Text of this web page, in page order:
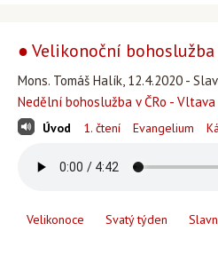
● Velikonoční bohoslužba
Mons. Tomáš Halík, 12.4.2020 -
Nedělní bohoslužba v ČRo - Vltava
Úvod 1. čtení Evangelium
Velikonoce Svatý týden